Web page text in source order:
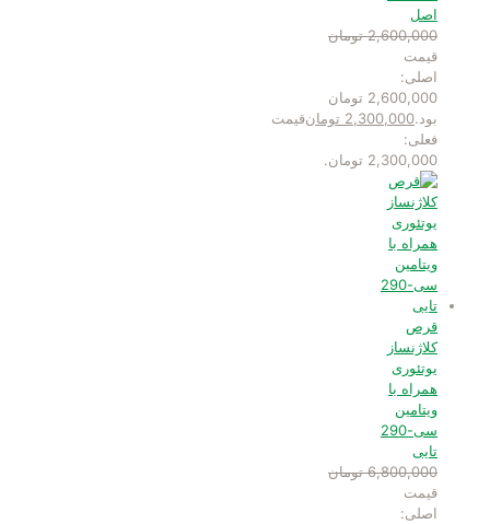
اصل
2,600,000 تومان
قیمت
اصلی:
2,600,000 تومان
بود.2,300,000 تومانقیمت
فعلی:
2,300,000 تومان.
قرص
کلاژنساز
یوتئوری
همراه با
ویتامین
سی-290
تایی
6,800,000 تومان
قیمت
اصلی: